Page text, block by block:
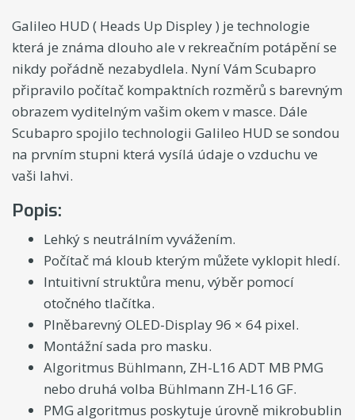
Galileo HUD ( Heads Up Displey ) je technologie
která je známa dlouho ale v rekreačním potápění se
nikdy pořádně nezabydlela. Nyní Vám Scubapro
připravilo počítač kompaktních rozměrů s barevným
obrazem vyditelným vašim okem v masce. Dále
Scubapro spojilo technologii Galileo HUD se sondou
na prvním stupni která vysílá údaje o vzduchu ve
vaši lahvi.
Popis:
Lehký s neutrálním vyvážením.
Počítač má kloub kterým můžete vyklopit hledí.
Intuitivní struktůra menu, výběr pomocí
otočného tlačítka.
Plněbarevný OLED-Display 96 × 64 pixel.
Montážní sada pro masku.
Algoritmus Bühlmann, ZH-L16 ADT MB PMG
nebo druhá volba Bühlmann ZH-L16 GF.
PMG algoritmus poskytuje úrovně mikrobublin